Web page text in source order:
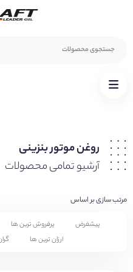
روغن موتور بنزینی
آرشیو تمامی محصولات
مرتب سازی بر اساس
پیشفرض پرفروش ترین ها
ارزان ترین ها